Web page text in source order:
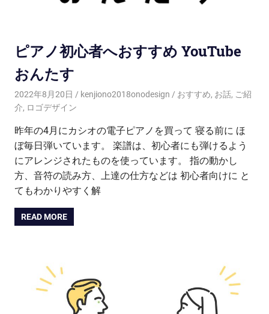
ピアノ初心者へおすすめ YouTube
おんたす
2022年8月20日 kenjiono2018onodesign おすすめ, お話, ご紹
介, ロゴデザイン
昨年の4月にカシオの電子ピアノを買って 寝る前に ほ
ぼ毎日弾いています。 楽譜は、初心者にも弾けるよう
にアレンジされたものを使っています。 指の動かし
方、音符の読み方、上達の仕方などは 初心者向けに と
てもわかりやすく解
READ MORE